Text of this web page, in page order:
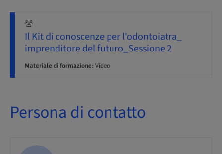
Il Kit di conoscenze per l'odontoiatra_
imprenditore del futuro_Sessione 2
Materiale di formazione: Video
Persona di contatto